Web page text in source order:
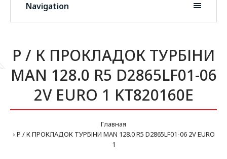
Navigation
Р / К ПРОКЛАДОК ТУРБІНИ
MAN 128.0 R5 D2865LF01-06
2V EURO 1 KT820160E
Главная
Р / К ПРОКЛАДОК ТУРБІНИ MAN 128.0 R5 D2865LF01-06 2V EURO
1